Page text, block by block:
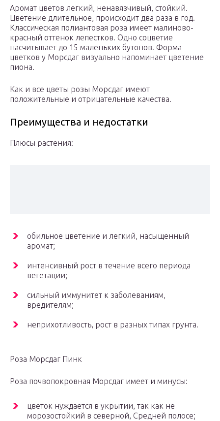
Аромат цветов легкий, ненавязчивый, стойкий.
Цветение длительное, происходит два раза в год.
Классическая полиантовая роза имеет малиново-
красный оттенок лепестков. Одно соцветие
насчитывает до 15 маленьких бутонов. Форма
цветков у Морсдаг визуально напоминает цветение
пиона.
Как и все цветы розы Морсдаг имеют
положительные и отрицательные качества.
Преимущества и недостатки
Плюсы растения:
обильное цветение и легкий, насыщенный
аромат;
интенсивный рост в течение всего периода
вегетации;
сильный иммунитет к заболеваниям,
вредителям;
неприхотливость, рост в разных типах грунта.
Роза Морсдаг Пинк
Роза почвопокровная Морсдаг имеет и минусы:
цветок нуждается в укрытии, так как не
морозостойкий в северной, Средней полосе;